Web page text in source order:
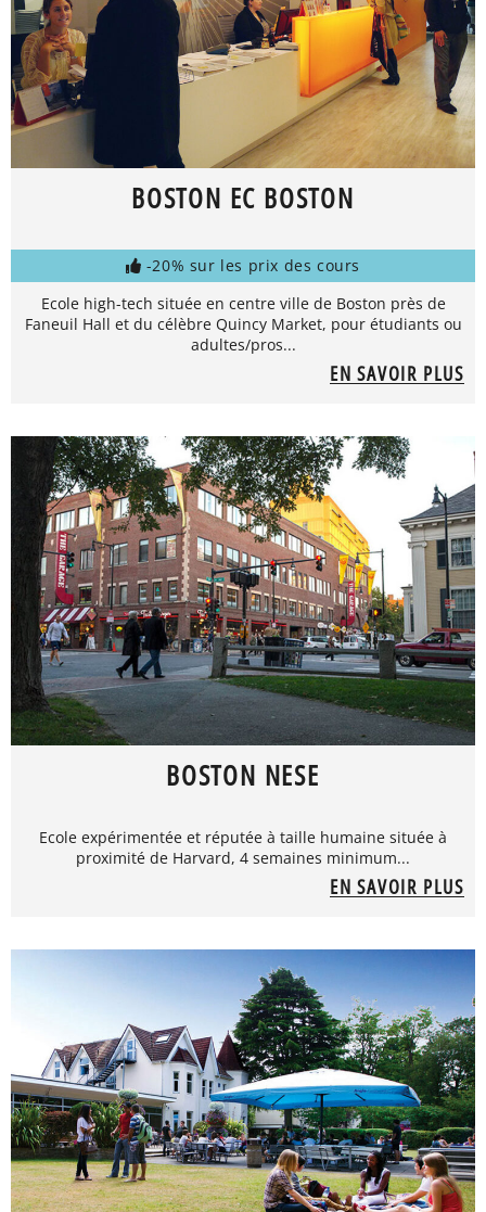
BOSTON EC BOSTON
-20% sur les prix des cours
Ecole high-tech située en centre ville de Boston près de
Faneuil Hall et du célèbre Quincy Market, pour étudiants ou
adultes/pros...
EN SAVOIR PLUS
BOSTON NESE
Ecole expérimentée et réputée à taille humaine située à
proximité de Harvard, 4 semaines minimum...
EN SAVOIR PLUS